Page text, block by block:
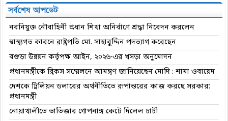
সর্বশেষ আপডেট
নবনিযুক্ত নৌবাহিনী প্রধান শিখা অনির্বাণে শ্রদ্ধা নিবেদন করলেন
স্বাস্থ্যগত কারনে রাষ্ট্রপতি মো. সাহাবুদ্দিন পদত্যাগ করেছেন
বগুড়া উন্নয়ন কর্তৃপক্ষ আইন, ২০২৬-এর খসড়া অনুমোদন
প্রধানমন্ত্রীকে ব্রিকস সম্মেলনে আমন্ত্রণ জানিয়েছেন মোদি : শামা ওবায়েদ
দেশকে ট্রিলিয়ন ডলারের অর্থনীতিতে রূপান্তরের কাজ করছে সরকার:
প্রধানমন্ত্রী
নোয়াখালীতে ভাতিজার গোপনাঙ্গ কেটে দিলেল চাচী